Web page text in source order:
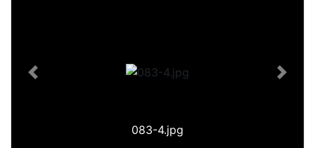
083-4.jpg
Previous Next